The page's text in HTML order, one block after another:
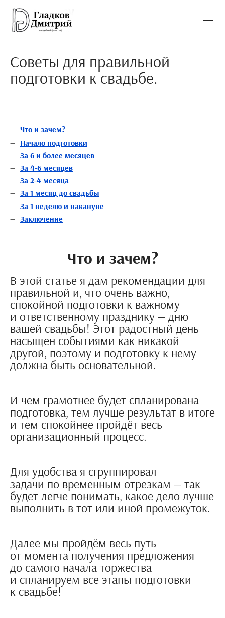
Советы для правильной
подготовки к свадьбе.
Что и зачем?
Начало подготовки
За 6 и более месяцев
За 4-6 месяцев
За 2-4 месяца
За 1 месяц до свадьбы
За 1 неделю и накануне
Заключение
Что и зачем?
В этой статье я дам рекомендации для
правильной и, что очень важно,
спокойной подготовки к важному
и ответственному празднику — дню
вашей свадьбы! Этот радостный день
насыщен событиями как никакой
другой, поэтому и подготовку к нему
должна быть основательной.
И чем грамотнее будет спланирована
подготовка, тем лучше результат в итоге
и тем спокойнее пройдёт весь
организационный процесс.
Для удобства я сгруппировал
задачи по временным отрезкам — так
будет легче понимать, какое дело лучше
выполнить в тот или иной промежуток.
Далее мы пройдём весь путь
от момента получения предложения
до самого начала торжества
и спланируем все этапы подготовки
к свадьбе!